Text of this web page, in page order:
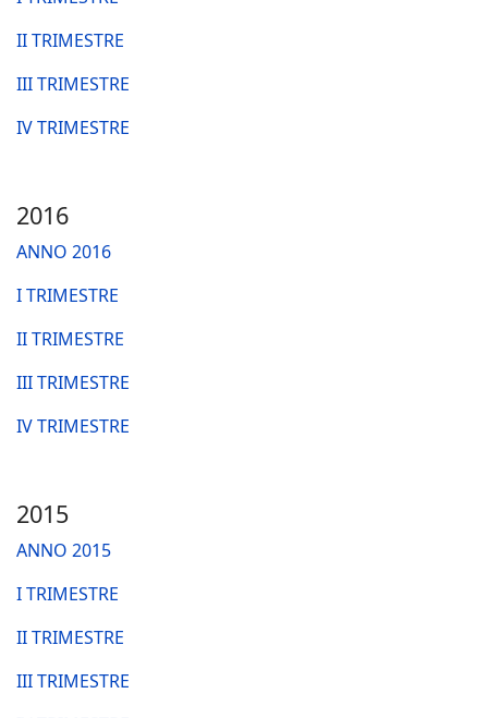
II TRIMESTRE
III TRIMESTRE
IV TRIMESTRE
2016
ANNO 2016
I TRIMESTRE
II TRIMESTRE
III TRIMESTRE
IV TRIMESTRE
2015
ANNO 2015
I TRIMESTRE
II TRIMESTRE
III TRIMESTRE